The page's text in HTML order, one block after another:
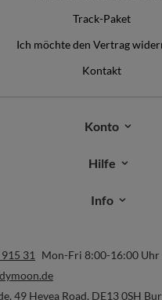
Track-Paket
Ich möchte den Vertrag
Kontakt
Konto
Hilfe
Info
31
Mon-Fri 8:00-16:00 Uhr
, 49 Hevea Road, DE13 0SH